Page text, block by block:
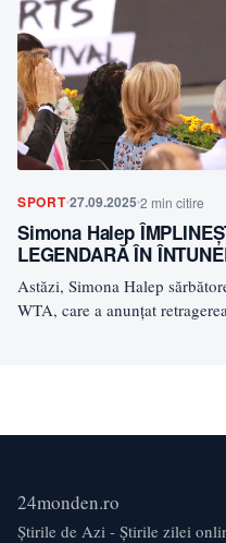
SPORT27.09.2025 2 min citire
Simona Halep
LEGENDARĂ ÎN
Astăzi, Simona Halep
WTA, care a anunțat
24monden.ro
Știrile de Azi - Știrile zilei